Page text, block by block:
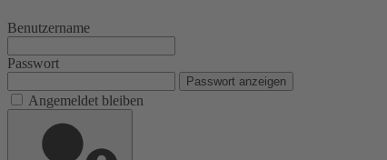
Benutzername
Passwort
Passwort anzeigen
Angemeldet bleiben